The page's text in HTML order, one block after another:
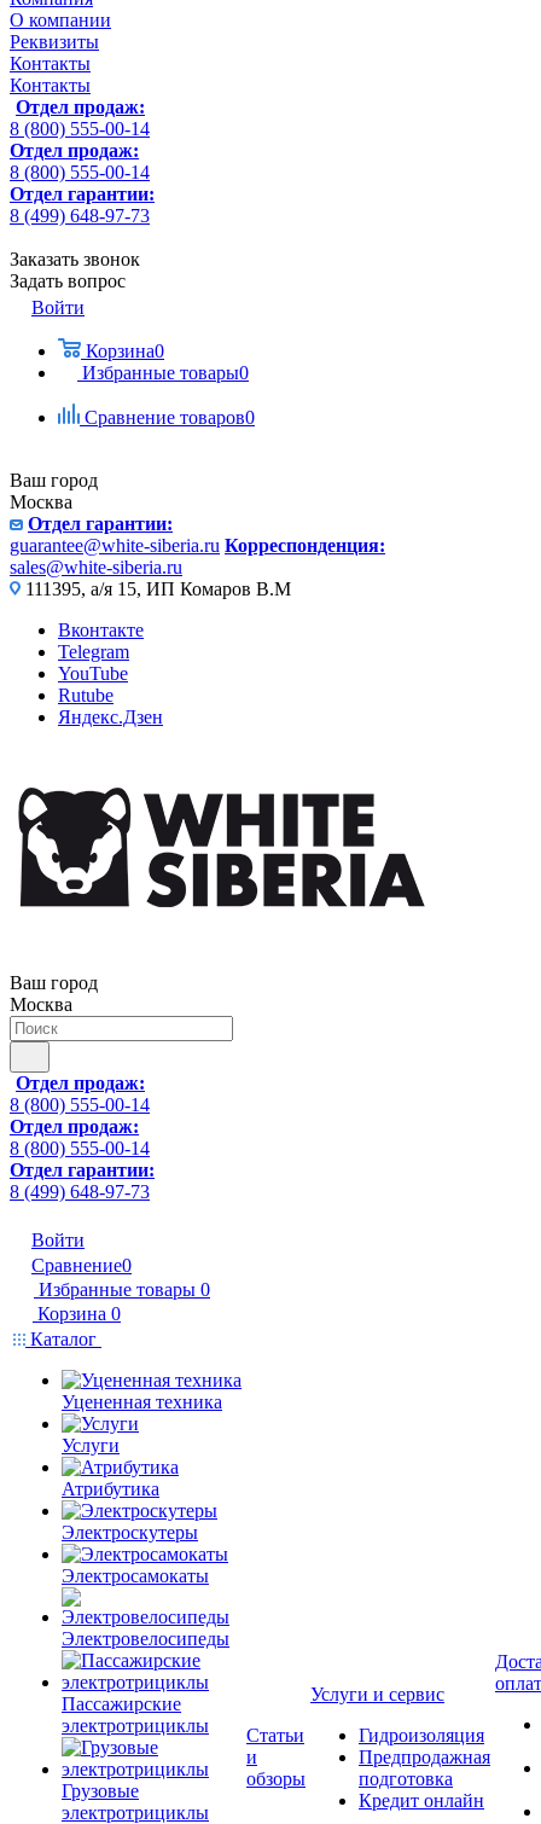
О компании
Реквизиты
Контакты
Контакты
Отдел продаж:
8 (800) 555-00-14
Отдел продаж:
8 (800) 555-00-14
Отдел гарантии:
8 (499) 648-97-73
Заказать звонок
Задать вопрос
Войти
Корзина0
Избранные товары0
Сравнение товаров0
Ваш город
Москва
Отдел гарантии:
guarantee@white-siberia.ru Корреспонденция:
sales@white-siberia.ru
111395, а/я 15, ИП Комаров В.М
Вконтакте
Telegram
YouTube
Rutube
Яндекс.Дзен
Ваш город
Москва
Отдел продаж:
8 (800) 555-00-14
Отдел продаж:
8 (800) 555-00-14
Отдел гарантии:
8 (499) 648-97-73
Войти
Сравнение0
Избранные товары 0
Корзина 0
Каталог
Уцененная техника
Услуги
Атрибутика
Электроскутеры
Электросамокаты
Электровелосипеды
Пассажирские
электротрициклы
Грузовые
электротрициклы
Статьи
и
обзоры
Услуги и сервис
Гидроизоляция
Предпродажная
подготовка
Кредит онлайн